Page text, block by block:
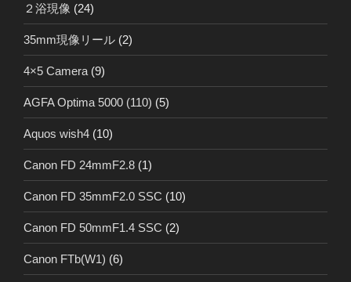
２浴現像 (24)
35mm現像リール (2)
4×5 Camera (9)
AGFA Optima 5000 (110) (5)
Aquos wish4 (10)
Canon FD 24mmF2.8 (1)
Canon FD 35mmF2.0 SSC (10)
Canon FD 50mmF1.4 SSC (2)
Canon FTb(W1) (6)